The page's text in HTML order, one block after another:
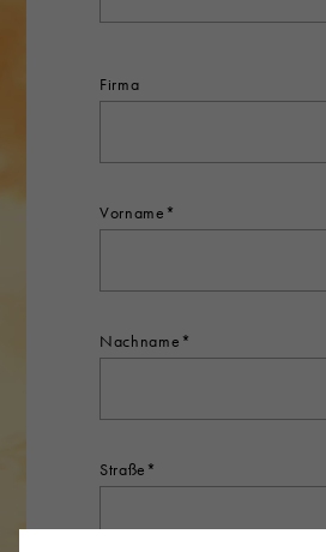
Firma
Vorname*
Nachname*
Straße*